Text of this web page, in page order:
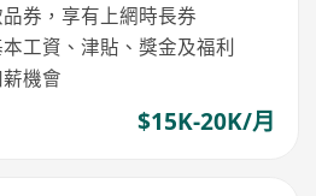
券，享有上網時長券
工資、津貼、獎金及福利
機會
$15K-20K/月